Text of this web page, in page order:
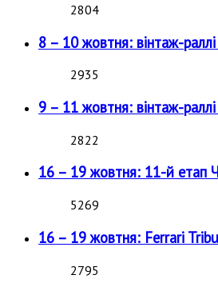
2804
8 – 10 жовтня: вінтаж-
2935
9 – 11 жовтня: вінтаж-
2822
16 – 19 жовтня: 11-й етап
5269
16 – 19 жовтня: Ferrari
2795